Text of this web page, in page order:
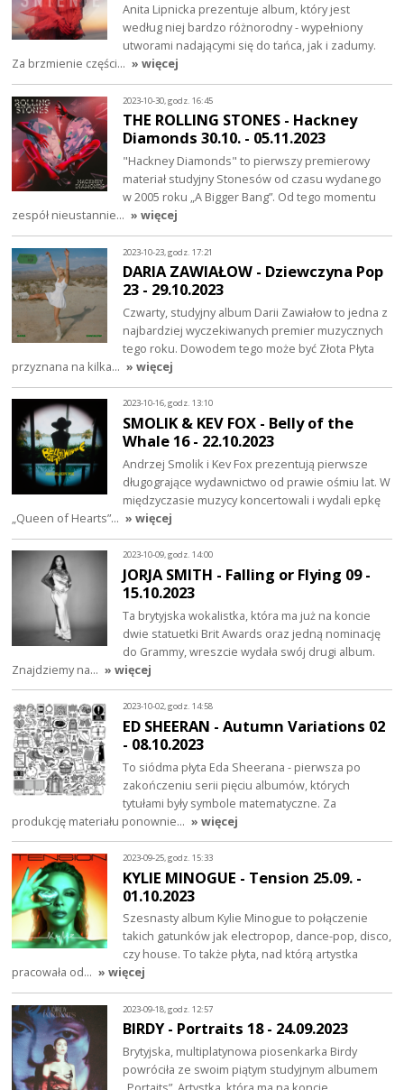
Anita Lipnicka prezentuje album, który jest
według niej bardzo różnorodny - wypełniony
utworami nadającymi się do tańca, jak i zadumy.
Za brzmienie części… » więcej
2023-10-30, godz. 16:45
THE ROLLING STONES - Hackney
Diamonds 30.10. - 05.11.2023
"Hackney Diamonds" to pierwszy premierowy
materiał studyjny Stonesów od czasu wydanego
w 2005 roku „A Bigger Bang”. Od tego momentu
zespół nieustannie… » więcej
2023-10-23, godz. 17:21
DARIA ZAWIAŁOW - Dziewczyna Pop
23 - 29.10.2023
Czwarty, studyjny album Darii Zawiałow to jedna z
najbardziej wyczekiwanych premier muzycznych
tego roku. Dowodem tego może być Złota Płyta
przyznana na kilka… » więcej
2023-10-16, godz. 13:10
SMOLIK & KEV FOX - Belly of the
Whale 16 - 22.10.2023
Andrzej Smolik i Kev Fox prezentują pierwsze
długogrające wydawnictwo od prawie ośmiu lat. W
międzyczasie muzycy koncertowali i wydali epkę
„Queen of Hearts”… » więcej
2023-10-09, godz. 14:00
JORJA SMITH - Falling or Flying 09 -
15.10.2023
Ta brytyjska wokalistka, która ma już na koncie
dwie statuetki Brit Awards oraz jedną nominację
do Grammy, wreszcie wydała swój drugi album.
Znajdziemy na… » więcej
2023-10-02, godz. 14:58
ED SHEERAN - Autumn Variations 02
- 08.10.2023
To siódma płyta Eda Sheerana - pierwsza po
zakończeniu serii pięciu albumów, których
tytułami były symbole matematyczne. Za
produkcję materiału ponownie… » więcej
2023-09-25, godz. 15:33
KYLIE MINOGUE - Tension 25.09. -
01.10.2023
Szesnasty album Kylie Minogue to połączenie
takich gatunków jak electropop, dance-pop, disco,
czy house. To także płyta, nad którą artystka
pracowała od… » więcej
2023-09-18, godz. 12:57
BIRDY - Portraits 18 - 24.09.2023
Brytyjska, multiplatynowa piosenkarka Birdy
powróciła ze swoim piątym studyjnym albumem